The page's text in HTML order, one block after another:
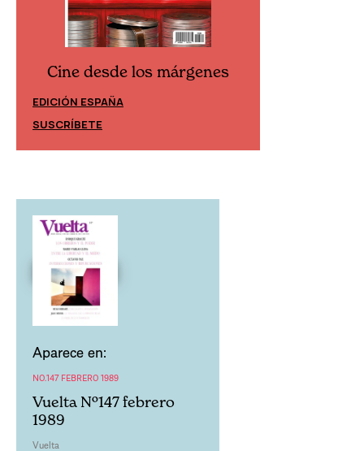
Cine desde los márgenes
EDICIÓN ESPAÑA
SUSCRÍBETE
Aparece en:
NO.147 FEBRERO 1989
Vuelta Nº147 febrero
1989
Vuelta